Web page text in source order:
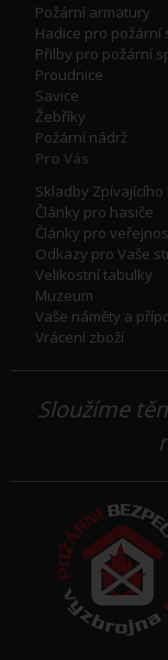
Požární armatury
Hadice pro požární
Přilby pro požární
Proudnice
Savice
Žebříky
Požární nádrž
Pro Vás
Skladby Zpívajícího
Články pro hasiče
Články pro
Odkazy pro Vaše
Velikostní tabulky
Muzeum
Vaše náměty a
Vrácení zboží
Sloužíme